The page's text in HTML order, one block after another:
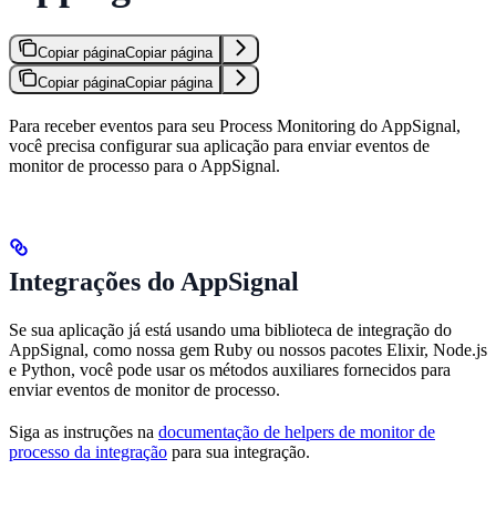
Copiar páginaCopiar página
Copiar páginaCopiar página
Para receber eventos para seu Process Monitoring do AppSignal,
você precisa configurar sua aplicação para enviar eventos de
monitor de processo para o AppSignal.
Integrações do AppSignal
Se sua aplicação já está usando uma biblioteca de integração do
AppSignal, como nossa gem Ruby ou nossos pacotes Elixir, Node.js
e Python, você pode usar os métodos auxiliares fornecidos para
enviar eventos de monitor de processo.
Siga as instruções na documentação de helpers de monitor de
processo da integração para sua integração.